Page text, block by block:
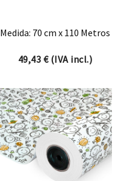
Medida: 70 cm x 110 Metros
49,43 €(IVA incl.)